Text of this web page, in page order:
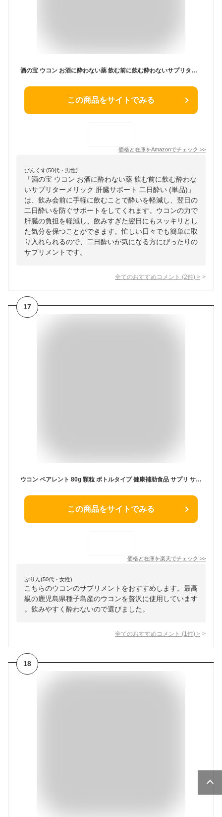
酒の宝 ウコン お酒に酔わない薬 飲む前に飲む酔わないサプリターメリック 肝臓サポート 二日酔い (単品)
この商品をサイトでみる
価格と在庫をAmazonでチェック >>
ぴんくす(50代・男性)
「酒の宝 ウコン お酒に酔わない薬 飲む前に飲む酔わな
いサプリターメリック 肝臓サポート 二日酔い (単品)」
は、飲み会前に手軽に飲むことで酔いを軽減し、翌日の
二日酔いを防ぐサポートをしてくれます。ウコンの力で
肝臓の負担を軽減し、飲みすぎた翌日にもスッキリとし
た気分を保つことができます。忙しい日々でも簡単に取
り入れられるので、二日酔いが気になる方にぴったりの
サプリメントです。
全てのおすすめコメント (2件) >
17
ウコン ペアレント 80g 顆粒 ボトルタイプ 健康補助食品 サプリ サプリメント ウコン 健康 飲み会 飲みすぎ 二日酔い 敬老の日 お歳暮 送料無料
この商品をサイトでみる
価格と在庫を楽天でチェック >>
ぷりん(50代・女性)
こちらのウコンのサプリメントをおすすめします。最高
級の鹿児島県種子島産のウコンを贅沢に使用しています
。飲みやすく酔わないので選びました。
全てのおすすめコメント (1 件) >
18